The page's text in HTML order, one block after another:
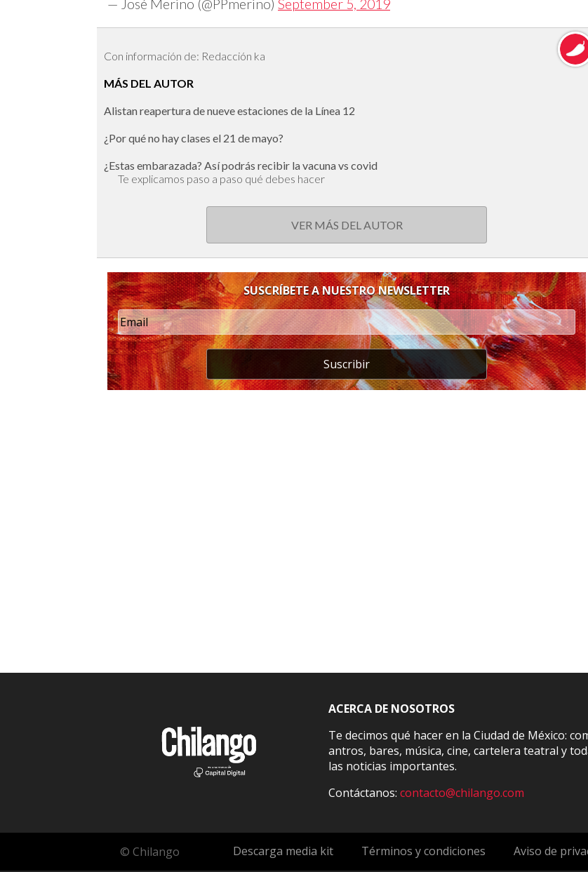
— José Merino (@PPmerino) September 5, 2019
Con información de: Redacción ka
MÁS DEL AUTOR
Alistan reapertura de nueve estaciones de la Línea 12
¿Por qué no hay clases el 21 de mayo?
¿Estas embarazada? Así podrás recibir la vacuna vs covid
Te explicamos paso a paso qué debes hacer
VER MÁS DEL AUTOR
SUSCRÍBETE A NUESTRO NEWSLETTER
Suscribir
ACERCA DE NOSOTROS
Te decimos qué hacer en la Ciudad de México:
antros, bares, música, cine, cartelera teatral y
las noticias importantes.
Contáctanos:contacto@chilango.com
© Chilango Descarga media kit Términos y condiciones Aviso de